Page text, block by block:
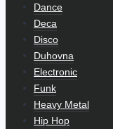
Dance
Deca
Disco
Duhovna
Electronic
Funk
Heavy Metal
Hip Hop